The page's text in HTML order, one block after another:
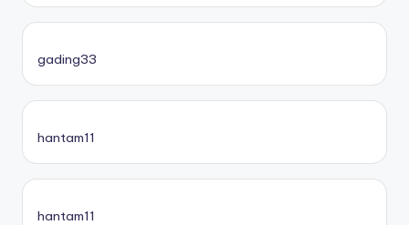
gading33
hantam11
hantam11